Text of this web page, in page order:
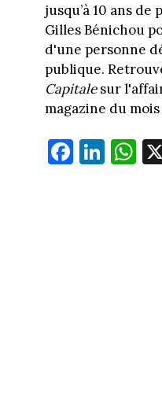
jusqu’à 10 ans
Gilles Bénichou
d'une personne
publique.
Capitalesur
magazine du mois
Fa
ce
Li
nk
W
ha